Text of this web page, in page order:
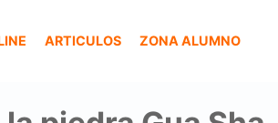
ARTICULOS ZONA ALUMNO